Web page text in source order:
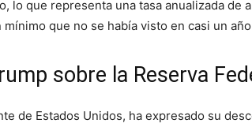
lo que representa una tasa anualizada de
que no se había visto en casi un
sobre la Reserva
de Estados Unidos, ha expresado su